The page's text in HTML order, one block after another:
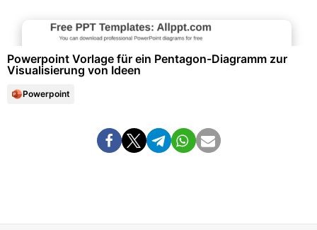
Powerpoint Vorlage für ein Pentagon-Diagramm zur
Visualisierung von Ideen
Powerpoint